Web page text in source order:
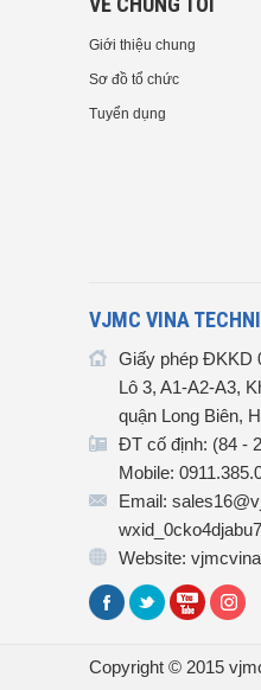
Giới thiệu chung
Sơ đồ tổ chức
Tuyển dụng
VJMC VINA
Giấy phép ĐKKD
Lô 3, A1-A2-A3,
quận Long Biên,
ĐT cố định: (84 -
Mobile:
Email:
Website:
Copyright © 2015